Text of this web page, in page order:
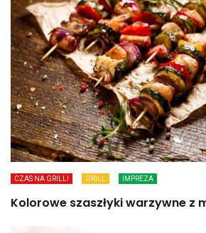
CZAS NA GRILL! GRILL IMPREZA
Kolorowe szaszłyki warzywne z